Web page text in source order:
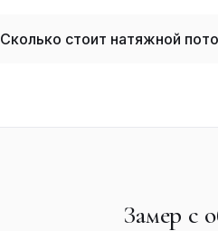
Сколько стоит натяжной
Замер с